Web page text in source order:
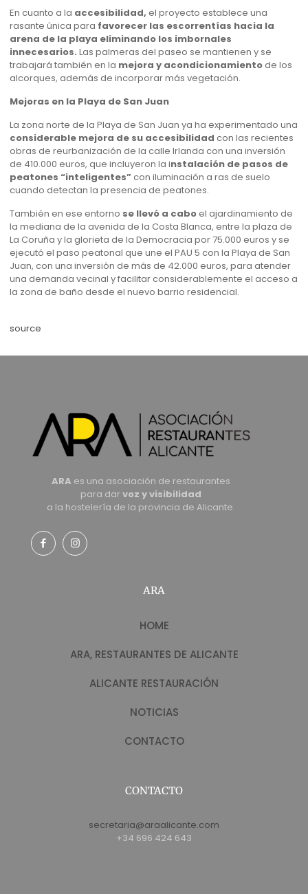
En cuanto a la accesibilidad, el proyecto establece una
rasante única para favorecer las escorrentías hacia la
arena de la playa eliminando los imbornales
innecesarios. Las palmeras del paseo se mantienen y se
trabajará también en la mejora y acondicionamientode los
alcorques, además de incorporar más vegetación.
Mejoras en la Playa de San Juan
La zona norte de la Playa de San Juan ya ha experimentado una
considerable mejora de su accesibilidad con las recientes
obras de reurbanización de la calle Irlanda con una inversión
de 410.000 euros, que incluyeron la instalación de pasos de
peatones “inteligentes”con iluminación a ras de suelo
cuando detectan la presencia de peatones.
También en ese entorno se llevó a caboel ajardinamiento de
la mediana de la avenida de la Costa Blanca, entre la plaza de
La Coruña y la glorieta de la Democracia por 75.000 euros y se
ejecutó el paso peatonal que une el PAU 5 con la Playa de San
Juan, con una inversión de más de 42.000 euros, para atender
una demanda vecinal y facilitar considerablemente el acceso a
la zona de baño desde el nuevo barrio residencial.
source
ARA es una asociación de restaurantes
para dar voz y visibilidad
a la hostelería de la provincia de Alicante.
ARA
HOME
ARA, RESTAURANTES DE ALICANTE
ALICANTE RESTAURACIÓN
NOTICIAS
CONTACTO
CONTACTO
secretaria@araalicante.com
+34 696 424 643